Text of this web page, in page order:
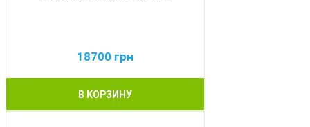
18700 грн
В КОРЗИНУ